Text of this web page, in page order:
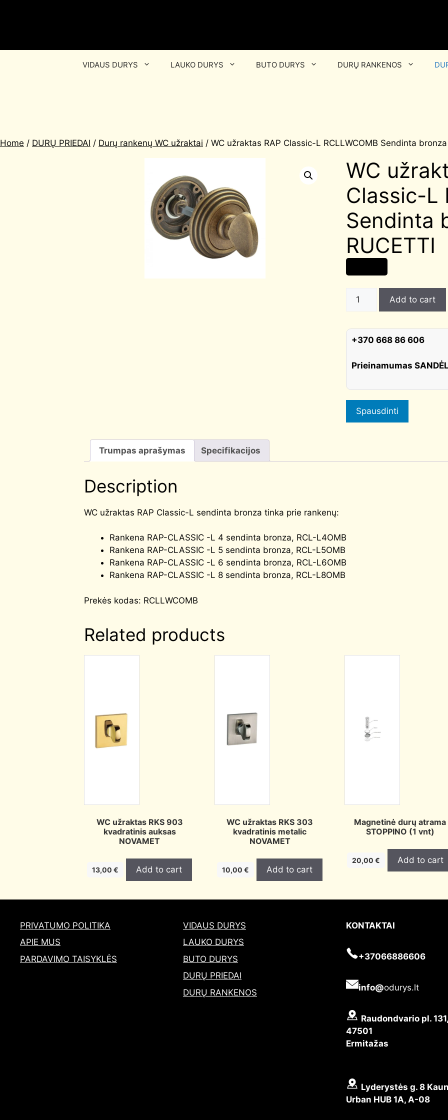
VIDAUS DURYS LAUKO DURYS BUTO DURYS DURŲ RANKENOS
Home / DURŲ PRIEDAI / Durų rankenų WC užraktai / WC užraktas RAP Classic-L RCLLWCOMB Sendinta bronza
WC
Classic-L
Sendinta
RUCETTI
WC
Classic-
Sendinta
quantity
Add to cart
+370 668 86 606
Prieinamumas
Spausdinti
Trumpas aprašymas Specifikacijos
Description
WC užraktas RAP Classic-L sendinta bronza tinka prie rankenų:
Rankena RAP-CLASSIC -L 4 sendinta bronza, RCL-L4OMB
Rankena RAP-CLASSIC -L 5 sendinta bronza, RCL-L5OMB
Rankena RAP-CLASSIC -L 6 sendinta bronza, RCL-L6OMB
Rankena RAP-CLASSIC -L 8 sendinta bronza, RCL-L8OMB
Prekės kodas: RCLLWCOMB
Related products
WC užraktas RKS 903
kvadratinis auksas
NOVAMET
13,00€ Add to cart
WC užraktas RKS 303
kvadratinis metalic
NOVAMET
10,00€ Add to cart
Magnetinė durų atrama
STOPPINO (1 vnt)
20,00 € Add to cart
PRIVATUMO POLITIKA
APIE MUS
PARDAVIMO TAISYKLĖS
VIDAUS DURYS
LAUKO DURYS
BUTO DURYS
DURŲ PRIEDAI
DURŲ RANKENOS
KONTAKTAI
+37066886606
info@odurys.lt
Raudondvario pl.
47501
Ermitažas
Lyderystės g. 8
Urban HUB 1A, A-08